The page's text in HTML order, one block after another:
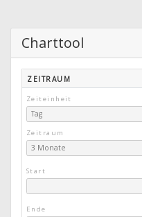
Charttool
ZEITRAUM
Zeiteinheit
Tag
Zeitraum
3 Monate
Start
Ende